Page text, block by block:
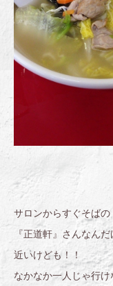
サロンからすぐそばの
『正道軒』さんなん
近いけども！！
なかなか一人じゃ行け